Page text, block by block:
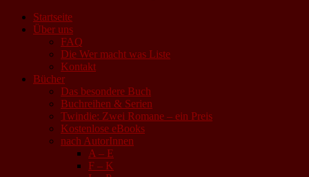
Startseite
Über uns
FAQ
Die Wer macht was Liste
Kontakt
Bücher
Das besondere Buch
Buchreihen & Serien
Twindie: Zwei Romane – ein Preis
Kostenlose eBooks
nach AutorInnen
A – E
F – K